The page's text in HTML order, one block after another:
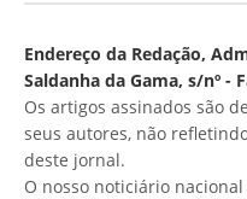
Endereço da Redação,
Saldanha da Gama, s/nº -
Os artigos assinados são
seus autores, não
deste jornal.
O nosso noticiário